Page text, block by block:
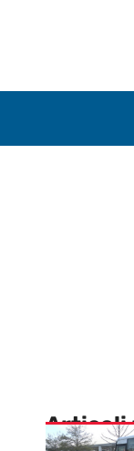
Articoli